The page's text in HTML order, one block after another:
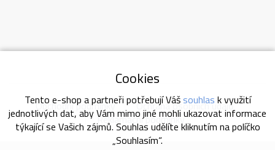
Obchodní podmínky
Ochrana osobních údajů
Reklamační podmínky
Cookies
Tento e-shop a partneři potřebují Váš souhlas k využití
jednotlivých dat, aby Vám mimo jiné mohli ukazovat informace
týkající se Vašich zájmů. Souhlas udělíte kliknutím na políčko
„Souhlasím“.